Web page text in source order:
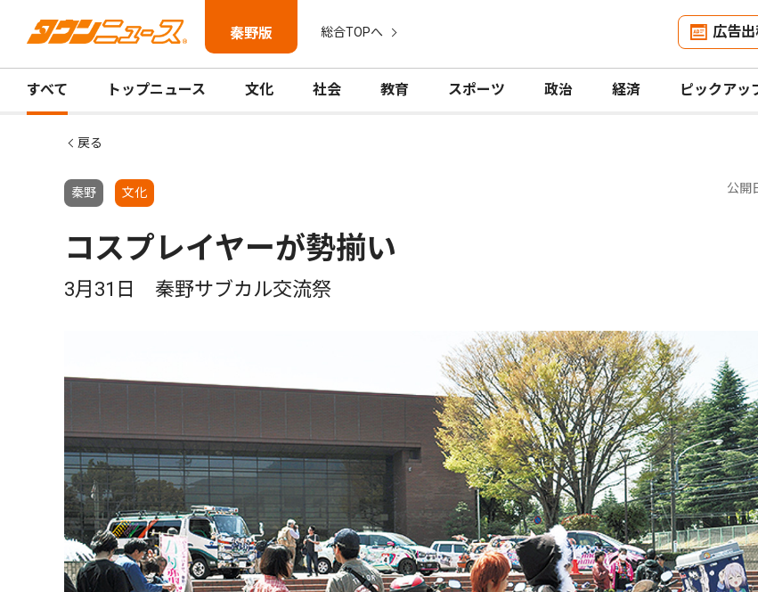
秦野版 総合TOPへ 広告
すべて トップニュース 文化 社会 教育 スポーツ 政治 経済 ピックアッ
戻る
秦野 文化 公開
コスプレイヤーが勢揃い
3月31日 秦野サブカル交流祭